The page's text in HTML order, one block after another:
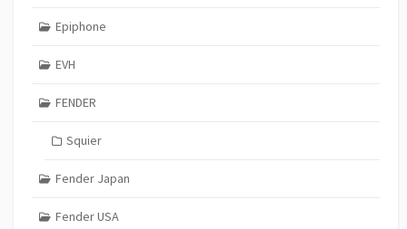
Epiphone
EVH
FENDER
Squier
Fender Japan
Fender USA